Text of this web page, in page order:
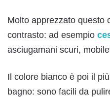
Molto apprezzato questo
contrasto: ad esempio
asciugamani scuri,
Il colore bianco è poi il
bagno: sono facili da